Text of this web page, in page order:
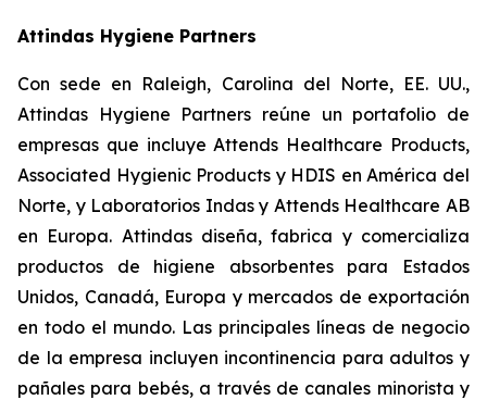
Attindas Hygiene Partners
Con sede en Raleigh, Carolina del Norte, EE. UU.,
Attindas Hygiene Partners reúne un portafolio de
empresas que incluye Attends Healthcare Products,
Associated Hygienic Products y HDIS en América del
Norte, y Laboratorios Indas y Attends Healthcare AB
en Europa. Attindas diseña, fabrica y comercializa
productos de higiene absorbentes para Estados
Unidos, Canadá, Europa y mercados de exportación
en todo el mundo. Las principales líneas de negocio
de la empresa incluyen incontinencia para adultos y
pañales para bebés, a través de canales minorista y